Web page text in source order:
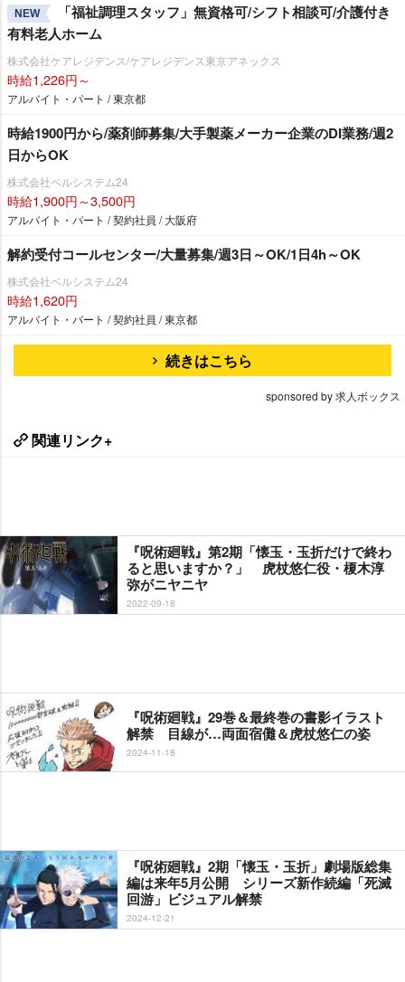
NEW
「福祉調理スタッフ」無資格可/シフト相談可/介護付き
有料老人ホーム
株式会社ケアレジデンス/ケアレジデンス東京アネックス
時給1,226円～
アルバイト・パート / 東京都
時給1900円から/薬剤師募集/大手製薬メーカー企業のDI業務/週2
日からOK
株式会社ベルシステム24
時給1,900円～3,500円
アルバイト・パート / 契約社員 / 大阪府
解約受付コールセンター/大量募集/週3日～OK/1日4h～OK
株式会社ベルシステム24
時給1,620円
アルバイト・パート / 契約社員 / 東京都
続きはこちら
sponsored by 求人ボックス
関連リンク+
『呪術廻戦』第2期「懐玉・玉折だけで終わ
ると思いますか？」 虎杖悠仁役・榎木淳
弥がニヤニヤ
2022-09-18
『呪術廻戦』29巻＆最終巻の書影イラスト
解禁 目線が…両面宿儺＆虎杖悠仁の姿
2024-11-18
『呪術廻戦』2期「懐玉・玉折」劇場版総集
編は来年5月公開 シリーズ新作続編「死滅
回游」ビジュアル解禁
2024-12-21